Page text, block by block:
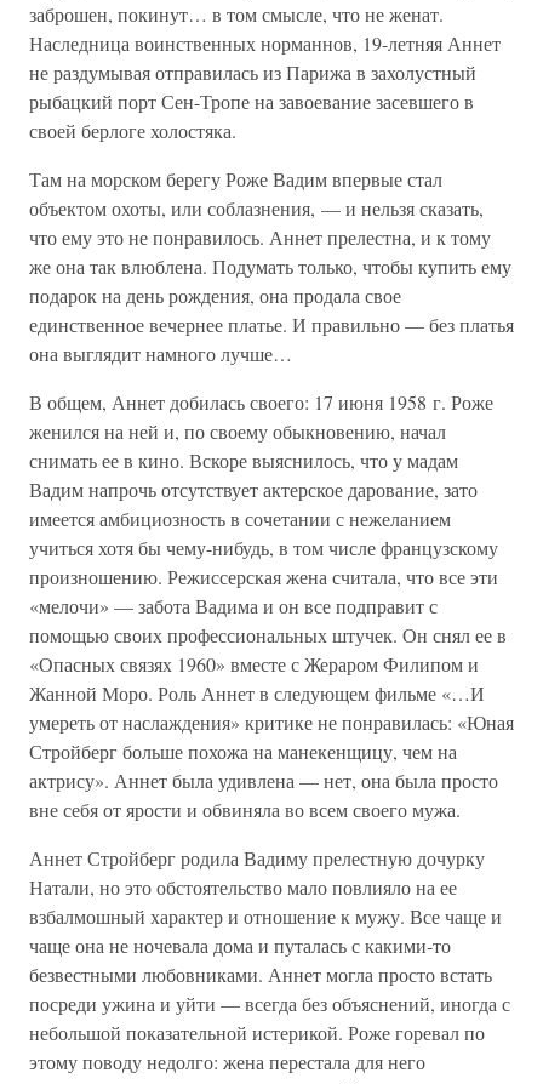
заброшен, покинут… в том смысле, что не женат.
Наследница воинственных норманнов, 19-летняя Аннет
не раздумывая отправилась из Парижа в захолустный
рыбацкий порт Сен-Тропе на завоевание засевшего в
своей берлоге холостяка.
Там на морском берегу Роже Вадим впервые стал
объектом охоты, или соблазнения, — и нельзя сказать,
что ему это не понравилось. Аннет прелестна, и к тому
же она так влюблена. Подумать только, чтобы купить ему
подарок на день рождения, она продала свое
единственное вечернее платье. И правильно — без платья
она выглядит намного лучше…
В общем, Аннет добилась своего: 17 июня 1958 г. Роже
женился на ней и, по своему обыкновению, начал
снимать ее в кино. Вскоре выяснилось, что у мадам
Вадим напрочь отсутствует актерское дарование, зато
имеется амбициозность в сочетании с нежеланием
учиться хотя бы чему-нибудь, в том числе французскому
произношению. Режиссерская жена считала, что все эти
«мелочи» — забота Вадима и он все подправит с
помощью своих профессиональных штучек. Он снял ее в
«Опасных связях 1960» вместе с Жераром Филипом и
Жанной Моро. Роль Аннет в следующем фильме «…И
умереть от наслаждения» критике не понравилась: «Юная
Стройберг больше похожа на манекенщицу, чем на
актрису». Аннет была удивлена — нет, она была просто
вне себя от ярости и обвиняла во всем своего мужа.
Аннет Стройберг родила Вадиму прелестную дочурку
Натали, но это обстоятельство мало повлияло на ее
взбалмошный характер и отношение к мужу. Все чаще и
чаще она не ночевала дома и путалась с какими-то
безвестными любовниками. Аннет могла просто встать
посреди ужина и уйти — всегда без объяснений, иногда с
небольшой показательной истерикой. Роже горевал по
этому поводу недолго: жена перестала для него